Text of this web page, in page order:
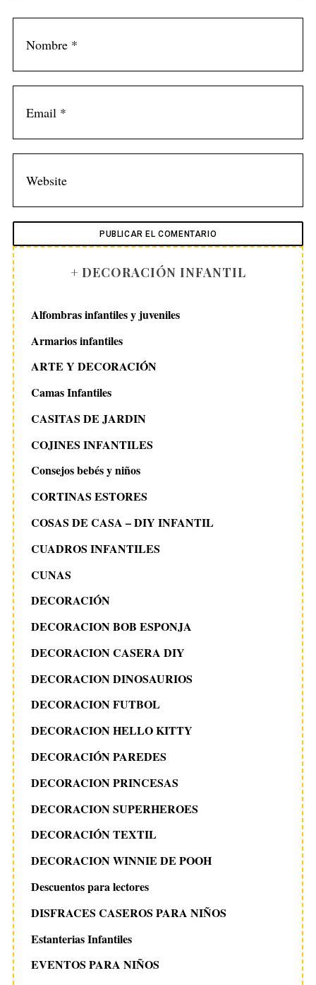
+ DECORACIÓN INFANTIL
Alfombras infantiles y juveniles
Armarios infantiles
ARTE Y DECORACIÓN
Camas Infantiles
CASITAS DE JARDIN
COJINES INFANTILES
Consejos bebés y niños
CORTINAS ESTORES
COSAS DE CASA – DIY INFANTIL
CUADROS INFANTILES
CUNAS
DECORACIÓN
DECORACION BOB ESPONJA
DECORACION CASERA DIY
DECORACION DINOSAURIOS
DECORACION FUTBOL
DECORACION HELLO KITTY
DECORACIÓN PAREDES
DECORACION PRINCESAS
DECORACION SUPERHEROES
DECORACIÓN TEXTIL
DECORACION WINNIE DE POOH
Descuentos para lectores
DISFRACES CASEROS PARA NIÑOS
Estanterias Infantiles
EVENTOS PARA NIÑOS